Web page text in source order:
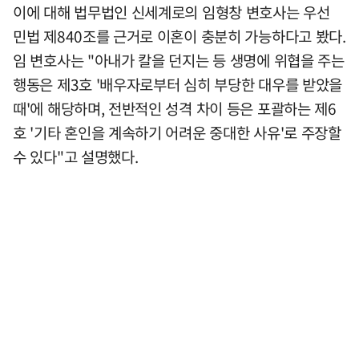
이에 대해 법무법인 신세계로의 임형창 변호사는 우선
민법 제840조를 근거로 이혼이 충분히 가능하다고 봤다.
임 변호사는 "아내가 칼을 던지는 등 생명에 위협을 주는
행동은 제3호 '배우자로부터 심히 부당한 대우를 받았을
때'에 해당하며, 전반적인 성격 차이 등은 포괄하는 제6
호 '기타 혼인을 계속하기 어려운 중대한 사유'로 주장할
수 있다"고 설명했다.